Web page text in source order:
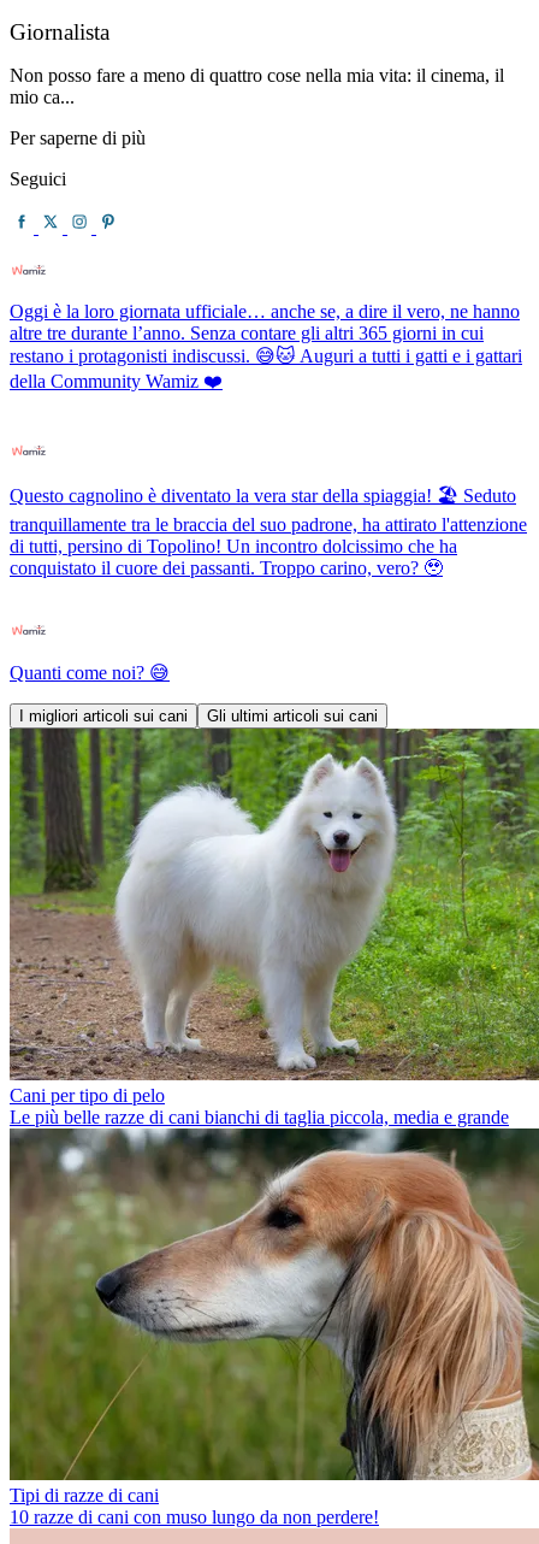
Giornalista
Non posso fare a meno di quattro cose nella mia vita: il cinema, il
mio ca...
Per saperne di più
Seguici
Oggi è la loro giornata ufficiale… anche se, a dire il vero, ne hanno
altre tre durante l’anno. Senza contare gli altri 365 giorni in cui
restano i protagonisti indiscussi. 😅🐱 Auguri a tutti i gatti e i gattari
della Community Wamiz ❤️
Questo cagnolino è diventato la vera star della spiaggia! 🏖️ Seduto
tranquillamente tra le braccia del suo padrone, ha attirato l'attenzione
di tutti, persino di Topolino! Un incontro dolcissimo che ha
conquistato il cuore dei passanti. Troppo carino, vero? 🥹
Quanti come noi? 😅
I migliori articoli sui cani Gli ultimi articoli sui cani
Cani per tipo di pelo
Le più belle razze di cani bianchi di taglia piccola, media e grande
Tipi di razze di cani
10 razze di cani con muso lungo da non perdere!